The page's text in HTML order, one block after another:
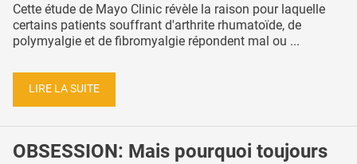
Cette étude de Mayo Clinic révèle la raison pour laquelle
certains patients souffrant d'arthrite rhumatoïde, de
polymyalgie et de fibromyalgie répondent mal ou ...
LIRE LA SUITE
OBSESSION: Mais pourquoi toujours